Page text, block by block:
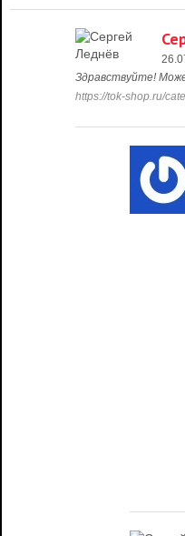
Здравствуйте!
https://tok-shop.ru/